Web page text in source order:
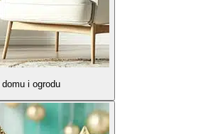
i ogrodu